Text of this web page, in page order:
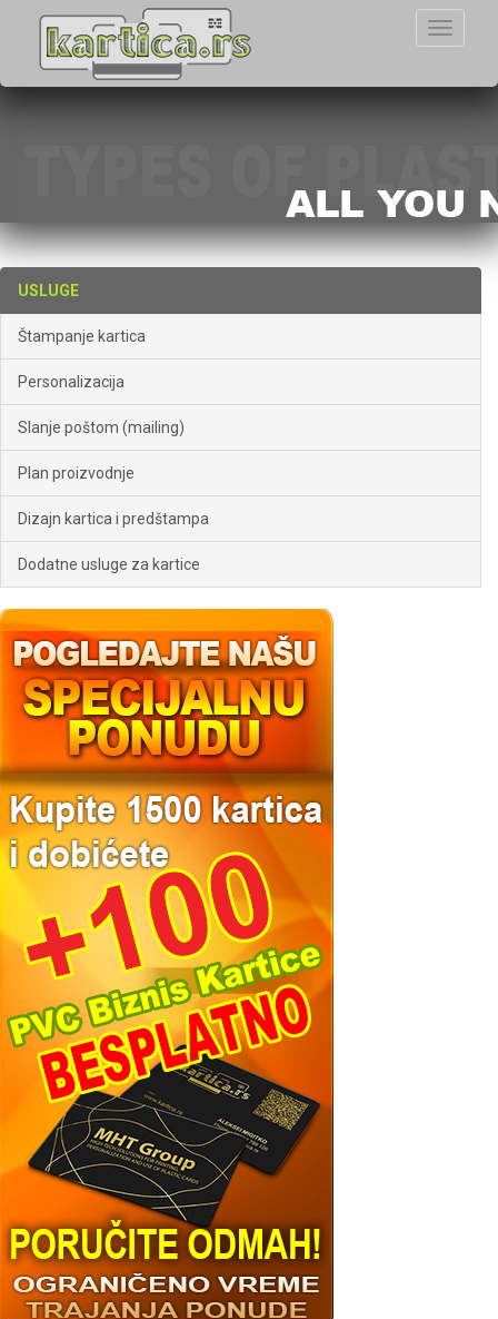
Toggle
USLUGE
Štampanje kartica
Personalizacija
Slanje poštom (mailing)
Plan proizvodnje
Dizajn kartica i predštampa
Dodatne usluge za kartice